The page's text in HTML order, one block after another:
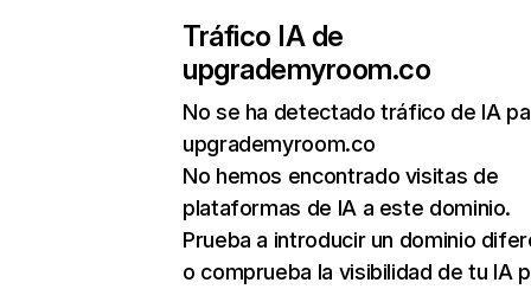
Tráfico IA de
upgrademyroom.co
No se ha detectado tráfico de IA
upgrademyroom.co
No hemos encontrado visitas de
plataformas de IA a este dominio.
Prueba a introducir un dominio
o comprueba la visibilidad de tu IA